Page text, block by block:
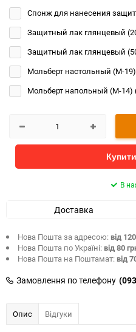
Спонж для нанесения
Защитный лак глянцевый
Защитный лак глянцевый
Мольберт настольный (М-19)
Мольберт напольный (М-14)
В
Доставка
Нова Пошта за адресою:від
Нова Пошта по Україні:від 80
Нова Пошта на Поштамат:від
Замовлення по телефону
Опис Відгуки